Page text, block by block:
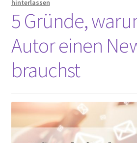
Extras
Termine
hinterlassen
5 Gründe,
Autor einen
brauchst